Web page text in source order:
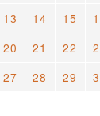
13 14 15
20 21 22
27 28 29